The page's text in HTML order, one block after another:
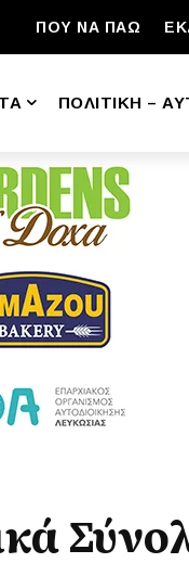
ΠΟΥ ΝΑ ΠΑΩ
ΠΟΛΙΤΙΚΗ –